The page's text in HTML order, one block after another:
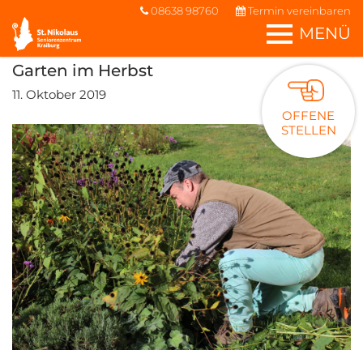
MENÜ
08638 98760 Termin vereinbaren
OFFENE
STELLEN
Garten im Herbst
11. Oktober 2019